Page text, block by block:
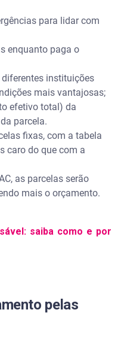
para lidar com
enquanto paga o
instituições
mais vantajosas;
efetivo total) da
parcela.
fixas, com a tabela
caro do que com a
as parcelas serão
mais o orçamento.
saiba como e por
pelas